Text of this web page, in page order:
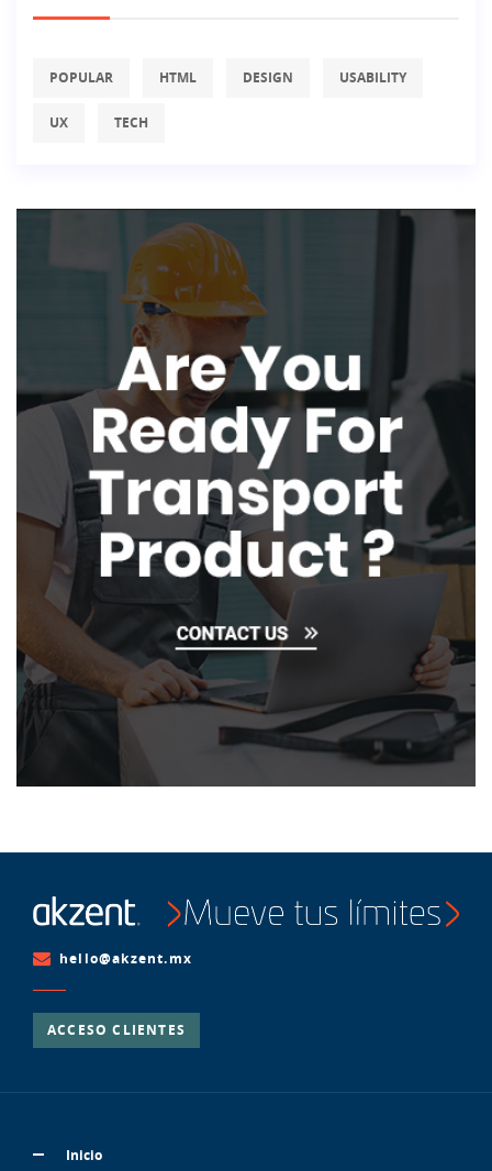
POPULAR HTML DESIGN USABILITY
UX TECH
hello@akzent.mx
ACCESO CLIENTES
Inicio